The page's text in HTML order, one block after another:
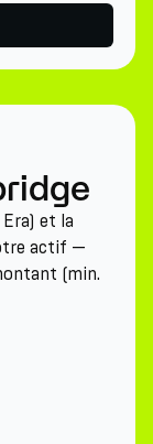
et la
actif —
(min.